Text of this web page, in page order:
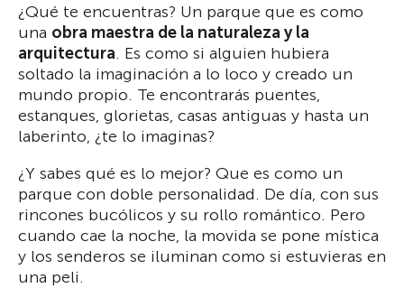
¿Qué te encuentras? Un parque que es como
una obra maestra de la naturaleza y la
arquitectura. Es como si alguien hubiera
soltado la imaginación a lo loco y creado un
mundo propio. Te encontrarás puentes,
estanques, glorietas, casas antiguas y hasta un
laberinto, ¿te lo imaginas?
¿Y sabes qué es lo mejor? Que es como un
parque con doble personalidad. De día, con sus
rincones bucólicos y su rollo romántico. Pero
cuando cae la noche, la movida se pone mística
y los senderos se iluminan como si estuvieras en
una peli.